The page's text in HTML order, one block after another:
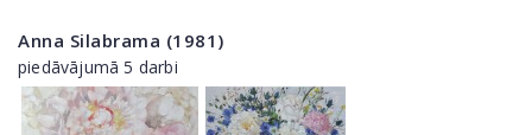
Anna Silabrama (1981)
piedāvājumā 5 darbi